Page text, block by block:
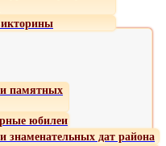
памятных
юбилеи
знаменательных дат района